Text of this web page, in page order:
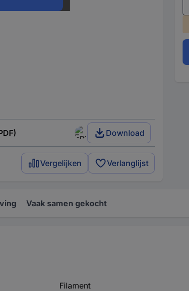
Download
Vergelijken Verlanglijst
Vaak samen gekocht
Filament